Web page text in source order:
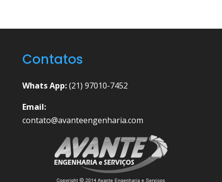
Contatos
Whats App:(21) 97010-7452
Email:
contato@avanteengenharia.com